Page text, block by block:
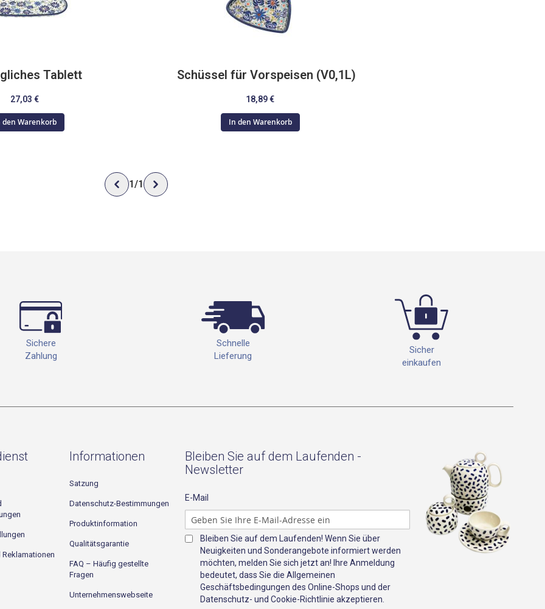
Tablett
27,03 €
den Warenkorb
Schüssel für Vorspeisen (V0,1L)
18,89 €
In den Warenkorb
1/1
Sichere
Zahlung
Schnelle
Lieferung
Sicher
einkaufen
Reklamationen
Informationen
Satzung
Datenschutz-Bestimmungen
Produktinformation
Qualitätsgarantie
FAQ – Häufig gestellte
Fragen
Unternehmenswebseite
Bleiben Sie auf dem Laufenden -
Newsletter
E-Mail
Bleiben Sie auf dem Laufenden! Wenn Sie über
Neuigkeiten und Sonderangebote informiert werden
möchten, melden Sie sich jetzt an! Ihre Anmeldung
bedeutet, dass Sie die Allgemeinen
Geschäftsbedingungen des Online-Shops und der
Datenschutz- und Cookie-Richtlinie akzeptieren.